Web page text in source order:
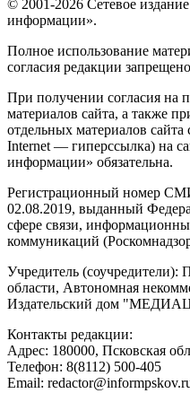
© 2001-2026 Сетевое
информации».
Полное использование
согласия редакции
При получении согласия на
материалов сайта, а также
отдельных материалов
Internet — гиперссылка) на
информации» обязательна.
Регистрационный номер
02.08.2019, выданный
сфере связи,
коммуникаций
Учредитель (соучредители):
области, Автономная
Издательский дом
Контакты редакции:
Адреc: 180000, Псковская
Телефон: 8(8112) 500-405
Email: